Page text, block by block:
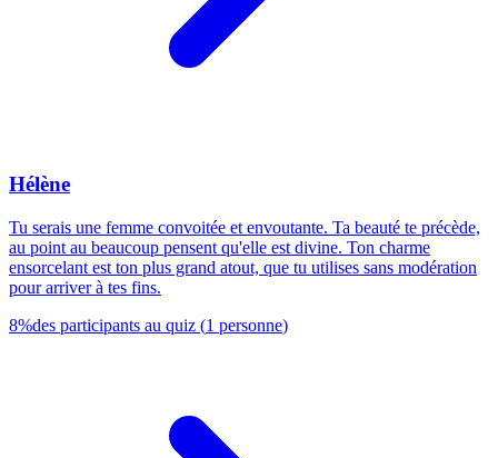
Hélène
Tu serais une femme convoitée et envoutante. Ta beauté te précède,
au point au beaucoup pensent qu'elle est divine. Ton charme
ensorcelant est ton plus grand atout, que tu utilises sans modération
pour arriver à tes fins.
8%des participants au quiz (1 personne)